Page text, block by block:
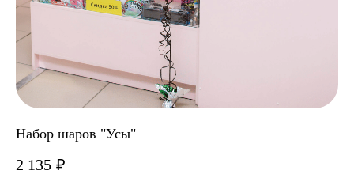
Набор шаров "Усы"
2 135 ₽